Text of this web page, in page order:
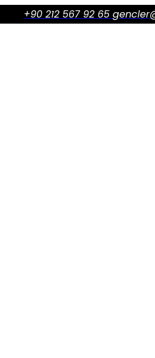
+90 212 567 92 65